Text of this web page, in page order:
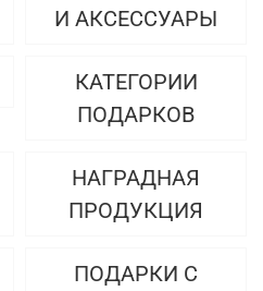
И АКСЕССУАРЫ
КАТЕГОРИИ
ПОДАРКОВ
НАГРАДНАЯ
ПРОДУКЦИЯ
ПОДАРКИ С